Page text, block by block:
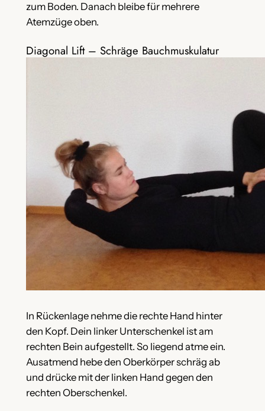
zum Boden. Danach bleibe für mehrere
Atemzüge oben.
Diagonal Lift – Schräge Bauchmuskulatur
In Rückenlage nehme die rechte Hand hinter
den Kopf. Dein linker Unterschenkel ist am
rechten Bein aufgestellt. So liegend atme ein.
Ausatmend hebe den Oberkörper schräg ab
und drücke mit der linken Hand gegen den
rechten Oberschenkel.